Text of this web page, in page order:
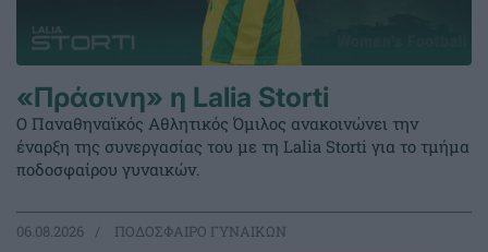
«Πράσινη» η Lalia Storti
Ο Παναθηναϊκός Αθλητικός Όμιλος ανακοινώνει την
έναρξη της συνεργασίας του με τη Lalia Storti για το τμήμα
ποδοσφαίρου γυναικών.
06.08.2026 ΠΟΔΟΣΦΑΙΡΟ ΓΥΝΑΙΚΩΝ